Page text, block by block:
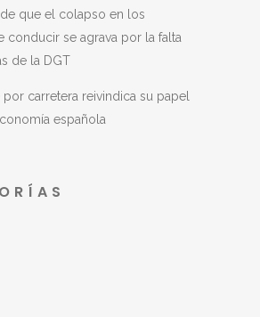
de que el colapso en los
conducir se agrava por la falta
de la DGT
por carretera reivindica su papel
española